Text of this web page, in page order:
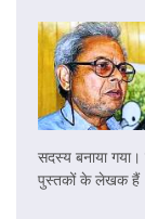
सदस्य बनाया गया।
पुस्तकों के लेखक हैं